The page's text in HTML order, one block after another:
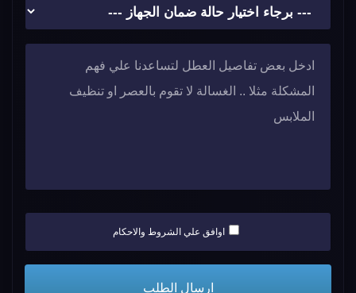
اوافق علي الشروط والاحكام